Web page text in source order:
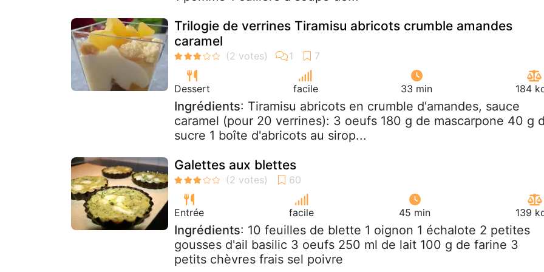
Trilogie de verrines Tiramisu abricots crumble amandes
caramel
Dessert facile 33 min 184
Ingrédients: Tiramisu abricots en crumble d'amandes, sauce
caramel (pour 20 verrines): 3 oeufs 180 g de mascarpone 40 g
sucre 1 boîte d'abricots au sirop...
Galettes aux blettes
Entrée facile 45 min 139
Ingrédients: 10 feuilles de blette 1 oignon 1 échalote 2 petites
gousses d'ail basilic 3 oeufs 250 ml de lait 100 g de farine 3
petits chèvres frais sel poivre